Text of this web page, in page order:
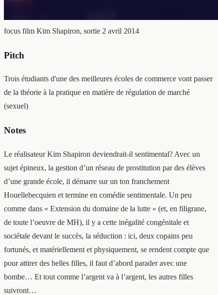
focus film Kim Shapiron, sortie 2 avril 2014
Pitch
Trois étudiants d'une des meilleures écoles de commerce vont passer
de la théorie à la pratique en matière de régulation de marché
(sexuel)
Notes
Le réalisateur Kim Shapiron deviendrait-il sentimental? Avec un
sujet épineux, la gestion d’un réseau de prostitution par des élèves
d’une grande école, il démarre sur un ton franchement
Houellebecquien et termine en comédie sentimentale. Un peu
comme dans « Extension du domaine de la lutte » (et, en filigrane,
de toute l’oeuvre de MH), il y a cette inégalité congénitale et
sociétale devant le succès, la séduction : ici, deux copains peu
fortunés, et matériellement et physiquement, se rendent compte que
pour attirer des belles filles, il faut d’abord parader avec une
bombe… Et tout comme l’argent va à l’argent, les autres filles
suivront…